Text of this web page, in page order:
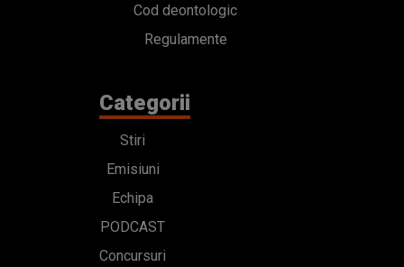
Cod deontologic
Regulamente
Categorii
Stiri
Emisiuni
Echipa
PODCAST
Concursuri